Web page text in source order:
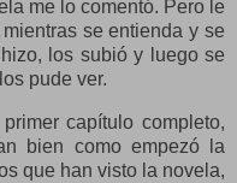
me lo comentó. Pero le
se entienda y se
los subió y luego se
pude ver.
capítulo completo,
bien como empezó la
que han visto la novela,